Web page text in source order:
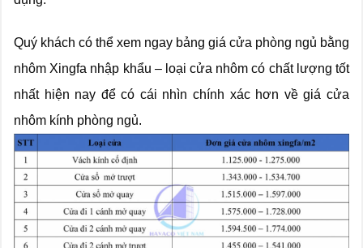
Quý khách có thể xem ngay bảng giá cửa phòng ngủ bằng
nhôm Xingfa nhập khẩu – loại cửa nhôm có chất lượng tốt
nhất hiện nay để có cái nhìn chính xác hơn về giá cửa
nhôm kính phòng ngủ.